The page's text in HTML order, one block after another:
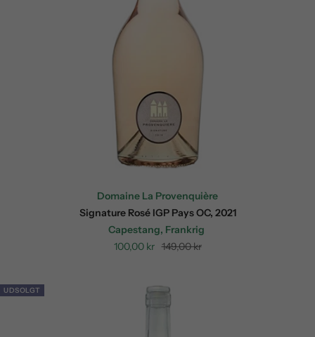
Domaine La Provenquière
Signature Rosé IGP Pays OC, 2021
Capestang, Frankrig
Sale
100,00 kr Regular
149,00 kr
UDSOLGT